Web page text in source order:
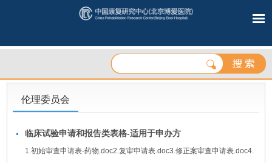
伦理委员会
临床试验申请和报告类表格-适用于申办方
1.初始审查申请表-药物.doc2.复审申请表.doc3.修正案审查申请表.doc4.